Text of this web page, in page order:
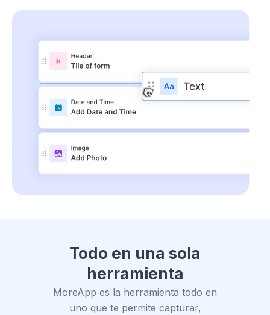
Todo en una sola
herramienta
MoreApp es la herramienta todo en
uno que te permite capturar,